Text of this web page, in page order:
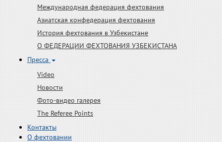
Международная федерация фехтования
Азиатская конфедерация фехтования
История фехтования в Узбекистане
О ФЕДЕРАЦИИ ФЕХТОВАНИЯ УЗБЕКИСТАНА
Пресса
Video
Новости
Фото-видео галерея
The Referee Points
Контакты
О фехтовании